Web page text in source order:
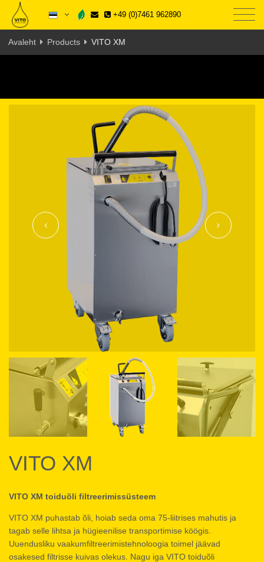
+49 (0)7461 962890
Avaleht Products VITO XM
VITO XM
VITO XM toiduõli filtreerimissüsteem
VITO XM puhastab õli, hoiab seda oma 75-liitrises mahutis ja
tagab selle lihtsa ja hügieenilise transportimise köögis.
Uuendusliku vaakumfiltreerimistehnoloogia toimel jäävad
osakesed filtrisse kuivas olekus. Nagu iga VITO toiduõli